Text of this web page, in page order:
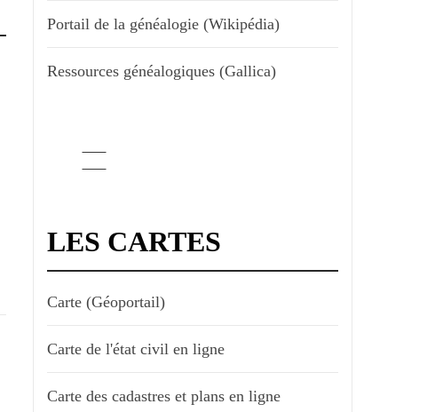
Portail de la généalogie (Wikipédia)
Ressources généalogiques (Gallica)
LES CARTES
Carte (Géoportail)
Carte de l'état civil en ligne
Carte des cadastres et plans en ligne